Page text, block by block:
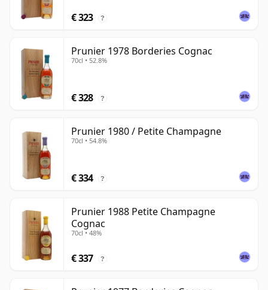
€ 323 ?
Prunier 1978 Borderies Cognac
70cl • 52.8%
€ 328 ?
Prunier 1980 / Petite Champagne
70cl • 54.8%
€ 334 ?
Prunier 1988 Petite Champagne
Cognac
70cl • 48%
€ 337 ?